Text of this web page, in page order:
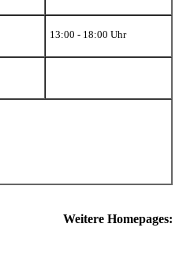
13:00 - 18:00 Uhr
Weitere Homepages: